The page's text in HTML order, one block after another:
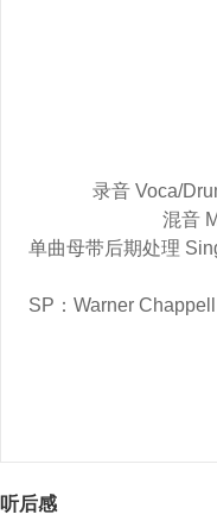
录音 Voca/
混音
单曲母带后期处理
SP：Warner
听后感